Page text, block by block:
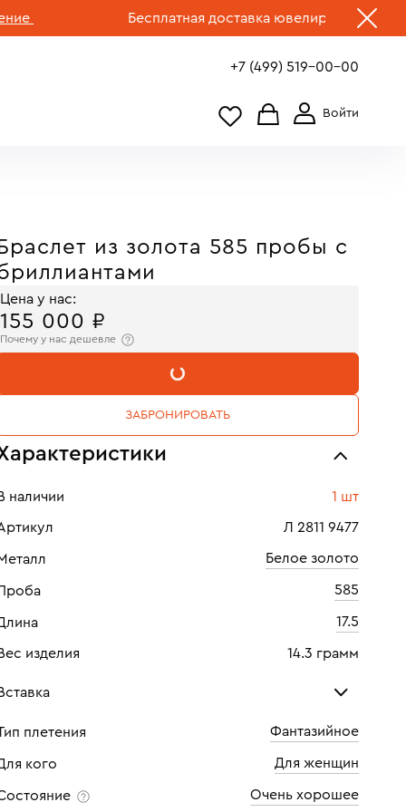
Бесплатная доставка ювелирных изделий по
+7 (499) 519-00-00
Браслет из золота 585 пробы с
Цена у нас:
155 000 ₽
Почему у нас дешевле
В КОРЗИНУ
ЗАБРОНИРОВАТЬ
наличии 1 шт
Л 2811 9477
Белое золото
585
17.5
изделия 14.3 грамм
Алмаз ограненный синтетический
22 шт
плетения Фантазийное
кого Для женщин
Очень хорошее